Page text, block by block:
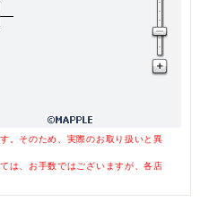
。そのため、実際のお取り扱いと異
は、お手数ではございますが、各店